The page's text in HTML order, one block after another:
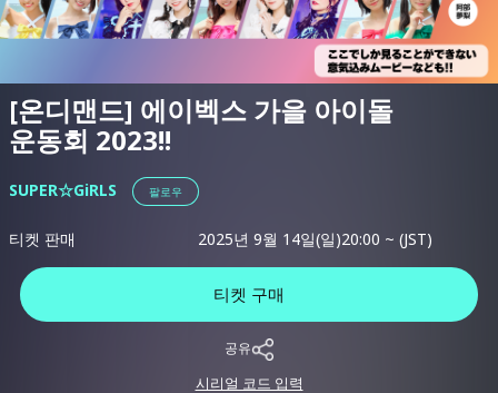
[온디맨드] 에이벡스 가을 아이돌
운동회 2023!!
SUPER☆GiRLS 팔로우
티켓 판매 2025년 9월 14일(일)20:00 ~ (JST)
티켓 구매
공유
시리얼 코드 입력